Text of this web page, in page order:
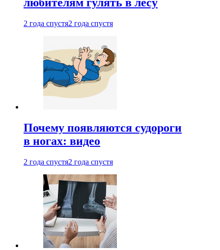
любителям гулять в лесу
2 года спустя2 года спустя
Почему появляются судороги
в ногах: видео
2 года спустя2 года спустя